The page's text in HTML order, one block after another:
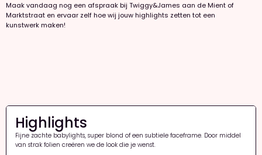
Maak vandaag nog een afspraak bij Twiggy&James aan de Mient of
Marktstraat en ervaar zelf hoe wij jouw highlights zetten tot een
kunstwerk maken!
Highlights
Fijne zachte babylights, super blond of een subtiele faceframe. Door middel
van strak folien creëren we de look die je wenst.